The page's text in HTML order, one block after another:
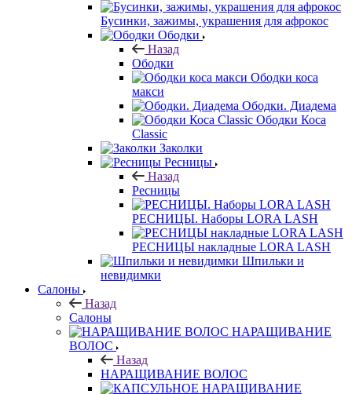
Бусинки, зажимы, украшения для афрокос
Ободки
Назад
Ободки
Ободки коса
макси
Ободки. Диадема
Ободки Коса
Classic
Заколки
Ресницы
Назад
Ресницы
РЕСНИЦЫ. Наборы LORA LASH
РЕСНИЦЫ накладные LORA LASH
Шпильки и
невидимки
Салоны
Назад
Салоны
НАРАЩИВАНИЕ
ВОЛОС
Назад
НАРАЩИВАНИЕ ВОЛОС